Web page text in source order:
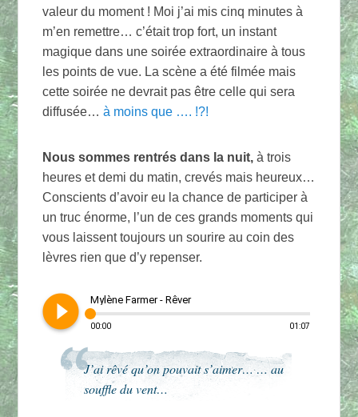
valeur du moment ! Moi j’ai mis cinq minutes à
m’en remettre… c’était trop fort, un instant
magique dans une soirée extraordinaire à tous
les points de vue. La scène a été filmée mais
cette soirée ne devrait pas être celle qui sera
diffusée…à moins que …. !?!
Nous sommes rentrés dans la nuit, à trois
heures et demi du matin, crevés mais heureux…
Conscients d’avoir eu la chance de participer à
un truc énorme, l’un de ces grands moments qui
vous laissent toujours un sourire au coin des
lèvres rien que d’y repenser.
play_circle_filled Mylène Farmer - Rêver
00:00 01:07
J’ai rêvé qu’on pouvait s’aimer… … au
souffle du vent…